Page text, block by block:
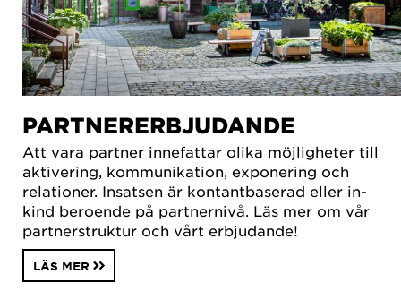
PARTNERERBJUDANDE
Att vara partner innefattar olika möjligheter till
aktivering, kommunikation, exponering och
relationer. Insatsen är kontantbaserad eller in-
kind beroende på partnernivå. Läs mer om vår
partnerstruktur och vårt erbjudande!
LÄS MER